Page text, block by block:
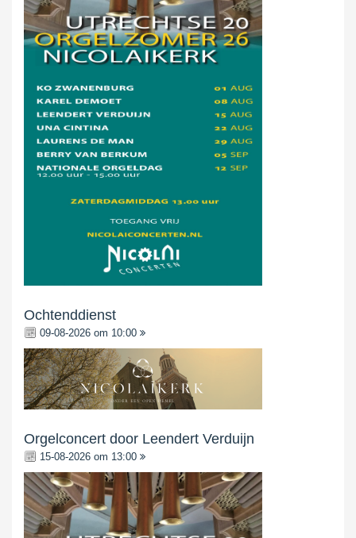
Ochtenddienst
09-08-2026 om 10:00
Orgelconcert door Leendert Verduijn
15-08-2026 om 13:00